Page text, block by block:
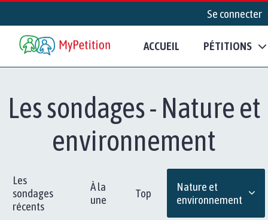
Se connecter
ACCUEIL PÉTITIONS
Les sondages - Nature et
environnement
Les
sondages
récents
À la
une
Top
Nature et
environnement